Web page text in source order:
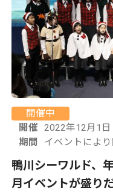
開催中
開催
期間
2022年12月1
イベントによ
鴨川シーワルド、
月イベントが盛り